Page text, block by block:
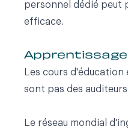
personnel dédié peut
efficace.
Les cours
sont pas des
Le réseau mondial